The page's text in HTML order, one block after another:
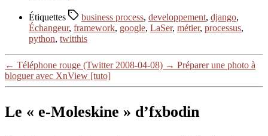
Étiquettes business process, developpement, django,
Échangeur, framework, google, LaSer, métier, processus,
python, twitthis
← Téléphone rouge (Twitter 2008-04-08) → Préparer une photo à
bloguer avec XnView [tuto]
Le « e-Moleskine » d’fxbodin